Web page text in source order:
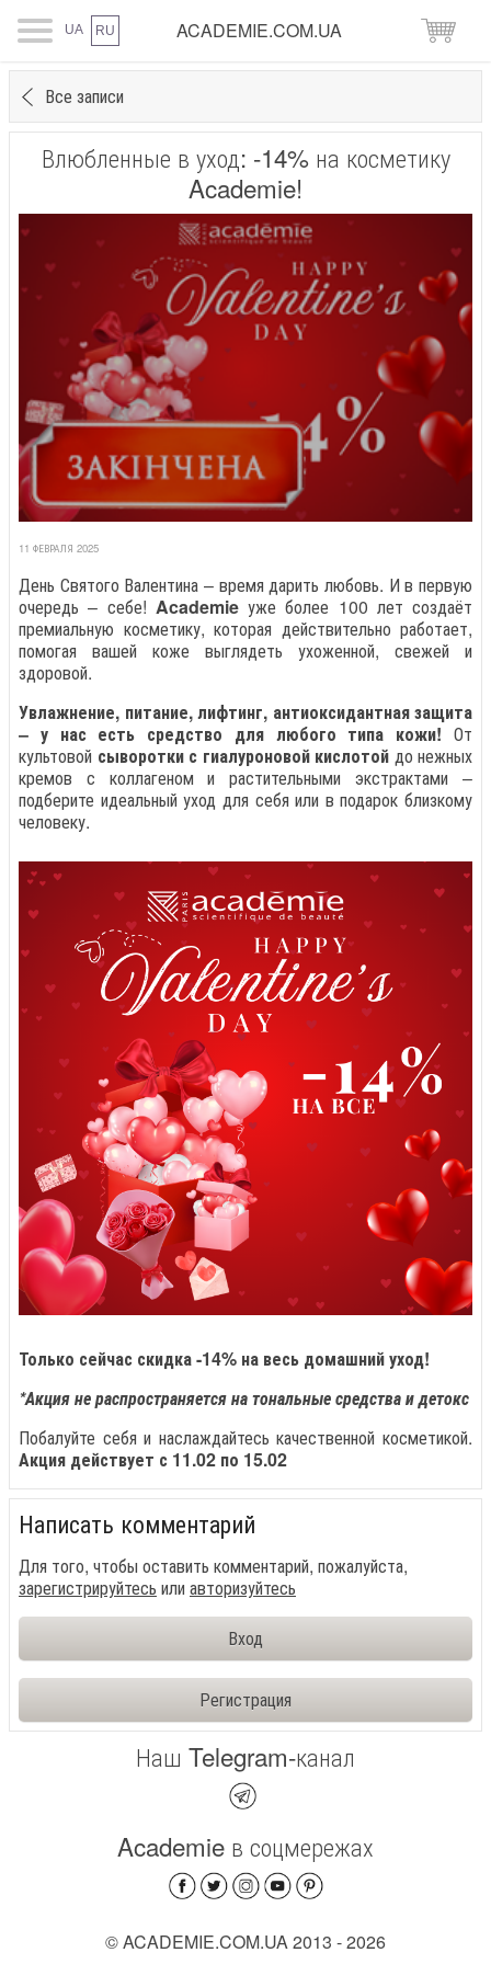
UA RU ACADEMIE.COM.UA
Все записи
Влюбленные в уход: -14% на косметику
Academie!
11 ФЕВРАЛЯ 2025
День Святого Валентина – время дарить любовь. И в первую
очередь – себе! Academieуже более 100 лет создаёт
премиальную косметику, которая действительно работает,
помогая вашей коже выглядеть ухоженной, свежей и
здоровой.
Увлажнение, питание, лифтинг, антиоксидантная защита
– у нас есть средство для любого типа кожи! От
культовой сыворотки с гиалуроновой кислотой до нежных
кремов с коллагеном и растительными экстрактами –
подберите идеальный уход для себя или в подарок близкому
человеку.
Только сейчас скидка -14% на весь домашний уход!
*Акция не распространяется на тональные средства и детокс
Побалуйте себя и наслаждайтесь качественной косметикой.
Акция действует с 11.02 по 15.02
Написать комментарий
Для того, чтобы оставить комментарий, пожалуйста,
зарегистрируйтесь или авторизуйтесь
Вход
Регистрация
Наш Telegram-канал
Academie в соцмережах
© ACADEMIE.COM.UA 2013 - 2026